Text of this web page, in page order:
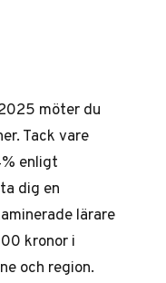
möter du
Tack vare
enligt
dig en
lärare
kronor i
och region.